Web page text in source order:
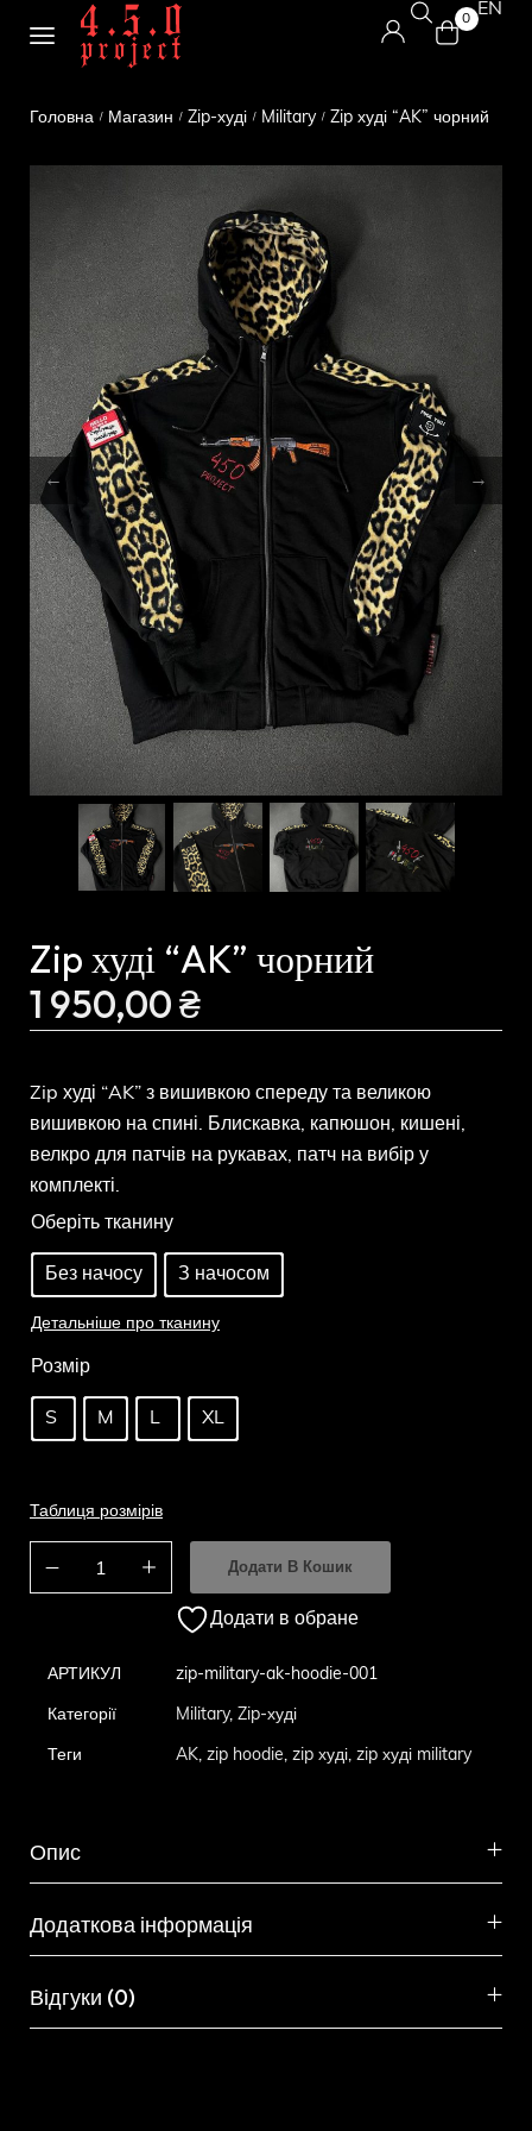
0 EN
Головна / Магазин / Zip-худі / Military / Zip худі “AK” чорний
Zip худі “AK” чорний
1 950,00₴
Zip худі “AK” з вишивкою спереду та великою
вишивкою на спині. Блискавка, капюшон, кишені,
велкро для патчів на рукавах, патч на вибір у
комплекті.
Оберіть тканину
Без начосу З начосом
Детальніше про тканину
Розмір
S M L XL
Таблиця розмірів
Додати В Кошик
Додати в обране
АРТИКУЛ zip-military-ak-hoodie-001
Категорії Military, Zip-худі
Теги AK, zip hoodie, zip худі, zip худі military
Опис
Додаткова інформація
Відгуки (0)